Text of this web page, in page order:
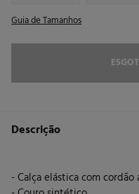
Guia de Tamanhos
Descrição
- Calça elástica com cordão